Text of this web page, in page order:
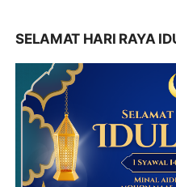
SELAMAT HARI RAYA